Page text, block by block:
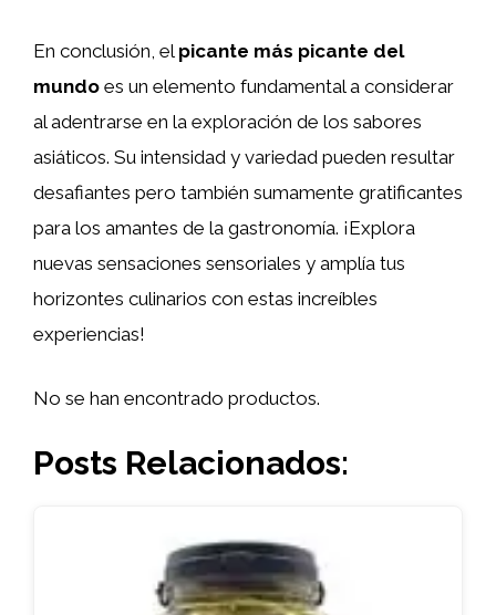
En conclusión, el picante más picante del
mundo es un elemento fundamental a considerar
al adentrarse en la exploración de los sabores
asiáticos. Su intensidad y variedad pueden resultar
desafiantes pero también sumamente gratificantes
para los amantes de la gastronomía. ¡Explora
nuevas sensaciones sensoriales y amplía tus
horizontes culinarios con estas increíbles
experiencias!
No se han encontrado productos.
Posts Relacionados: